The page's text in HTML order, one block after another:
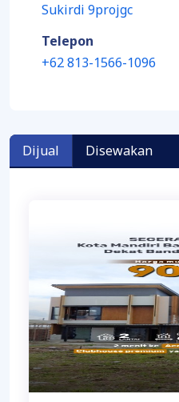
Sukirdi 9projgc
Telepon
+62 813-1566-1096
Dijual Disewakan